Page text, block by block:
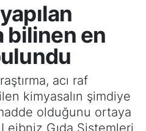
bilinen en
acı raf
kimyasalın şimdiye
olduğunu ortaya
Gıda Sistemleri